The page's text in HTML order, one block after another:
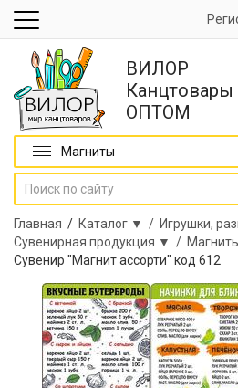
ВИЛОР
Канцтовары
ОПТОМ
Магниты
Главная / Каталог ▼ / Игрушки,
Сувенирная продукция ▼ /
Сувенир "Магнит ассорти" код 612